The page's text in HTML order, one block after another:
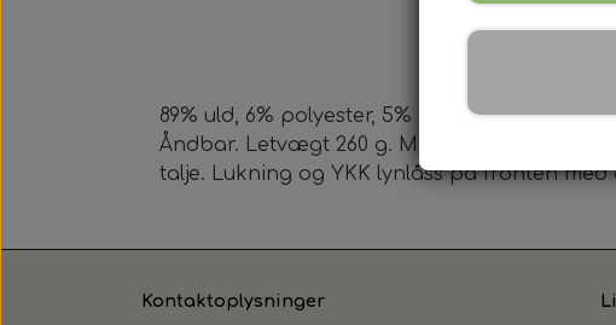
89% uld, 6% polyester, 5% Lycra®, 0.5%
Åndbar. Letvægt 260 g. Miljøvenlig
talje. Lukning og YKK lynlåss på fronten med
Kontaktoplysninger